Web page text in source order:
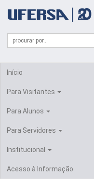
portal
UFERSA
Formulário
Busca
Campo
de
Início
Para Visitantes
Para Alunos
Para Servidores
Institucional
Acesso à Informação